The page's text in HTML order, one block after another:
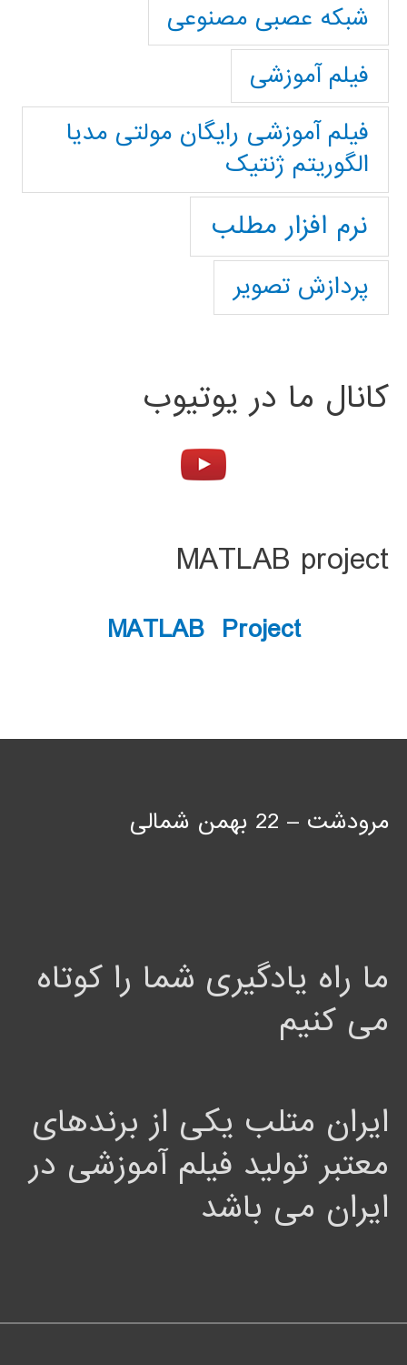
شبکه عصبی مصنوعی
فیلم آموزشی
فیلم آموزشی رایگان مولتی مدیا
الگوریتم ژنتیک
نرم افزار مطلب
پردازش تصویر
کانال ما در یوتیوب
MATLAB project
MATLAB Project
مرودشت – 22 بهمن شمالی
ما راه یادگیری شما را کوتاه
می کنیم
ایران متلب یکی از برندهای
معتبر تولید فیلم آموزشی در
ایران می باشد